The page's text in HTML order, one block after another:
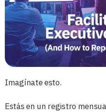
Imagínate esto.
Estás en un registro